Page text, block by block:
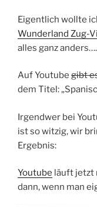
Eigentlich wollte
Wunderland Zug-
alles ganz anders….
Auf Youtube gibt
dem Titel:
Irgendwer bei
ist so witzig, wir
Ergebnis:
Youtube läuft jetzt
dann, wenn man